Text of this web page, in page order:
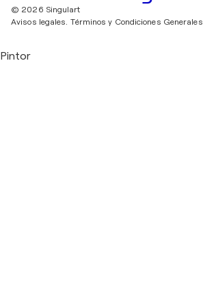
© 2026 Singulart
Avisos legales. Términos y Condiciones Generales
Pintor